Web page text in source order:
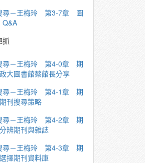
尋－王梅玲 第3-7章 圖
抓
尋－王梅玲 第4-0章 期
大圖書館蔡館長分享
尋－王梅玲 第4-1章 期
刊搜尋策略
尋－王梅玲 第4-2章 期
辨期刊與雜誌
尋－王梅玲 第4-3章 期
擇期刊資料庫